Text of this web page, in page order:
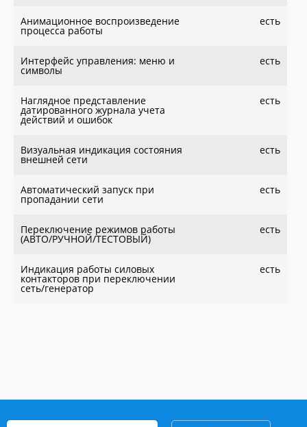
Анимационное воспроизведение
процесса работы
есть
Интерфейс управления: меню и
символы
есть
Наглядное представление
датированного журнала учета
действий и ошибок
есть
Визуальная индикация состояния
внешней сети
есть
Автоматический запуск при
пропадании сети
есть
Переключение режимов работы
(АВТО/РУЧНОЙ/ТЕСТОВЫЙ)
есть
Индикация работы силовых
контакторов при переключении
сеть/генератор
есть